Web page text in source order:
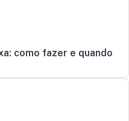
como fazer e quando